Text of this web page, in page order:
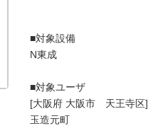
■対象設備
N東成
■対象ユーザ
[大阪府 大阪市　天王寺区]
玉造元町